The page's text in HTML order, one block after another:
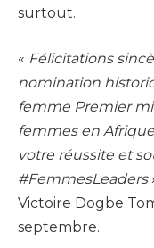
surtout.
« Félicitations
nomination
femme Premier
femmes en
votre réussite et
#FemmesLeaders
Victoire Dogbe
septembre.